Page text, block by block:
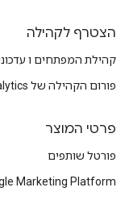
הצטרף לקהילה
קהילת המפתחים ו
פורום הקהילה של Analytics
פרטי המוצר
פורטל שותפים
Marketing Platform